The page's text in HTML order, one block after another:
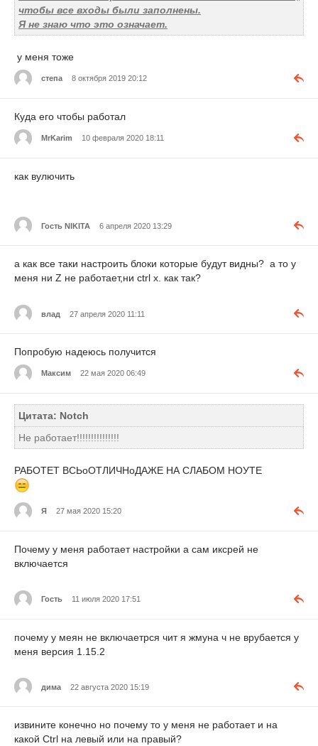
чтобы все входы были заполнены.
Я не знаю что это означает.
у меня тоже
степа 8 октября 2019 20:12
Куда его чтобы работал
MrKarim 10 февраля 2020 18:11
как вулючить
Гость NIKITA 6 апреля 2020 13:29
а как все таки настроить блоки которые будут видны? а то у
меня ни Z не работает,ни ctrl x. как так?
влад 27 апреля 2020 11:11
Попробую надеюсь получится
Максим 22 мая 2020 06:49
Цитата: Notch
Не работает!!!!!!!!!!!!!!!
РАБОТЕТ ВСЬоОТЛИЧНоДАЖЕ НА СЛАБОМ НОУТЕ
Я 27 мая 2020 15:20
Почему у меня работает настройки а сам иксрей не
включается
Гость 11 июля 2020 17:51
почему у меян не включаетрся чит я жмуна ч не врубается у
меня версия 1.15.2
дима 22 августа 2020 15:19
извините конечно но почему то у меня не работает и на
какой Ctrl на левый или на правый?